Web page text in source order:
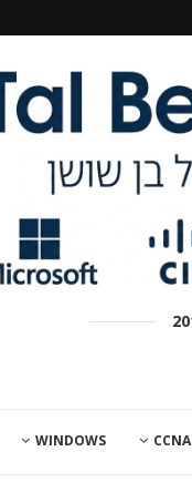
CCNA
WINDOWS